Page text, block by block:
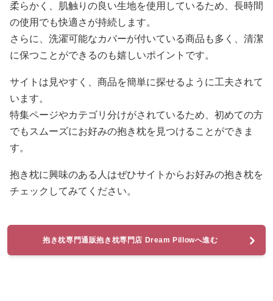
柔らかく、肌触りの良い生地を使用しているため、長時間
の使用でも快適さが持続します。
さらに、洗濯可能なカバーが付いている商品も多く、清潔
に保つことができるのも嬉しいポイントです。
サイトは見やすく、商品を簡単に探せるように工夫されて
います。
特集ページやカテゴリ分けがされているため、初めての方
でもスムーズにお好みの抱き枕を見つけることができま
す。
抱き枕に興味のある人はぜひサイトからお好みの抱き枕を
チェックしてみてください。
抱き枕専門通販抱き枕専門店 Dream Pillowへ進む